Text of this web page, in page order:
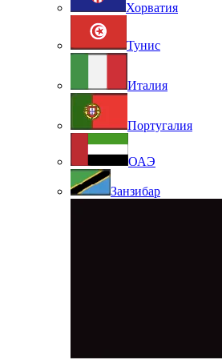
Хорватия
Тунис
Италия
Португалия
ОАЭ
Занзибар